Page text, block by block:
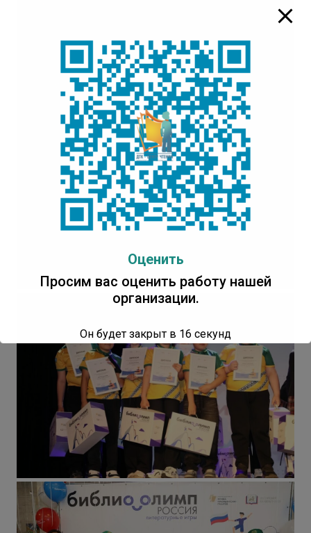
Оценить
Просим вас оценить работу нашей
организации.
Он будет закрыт в 16 секунд